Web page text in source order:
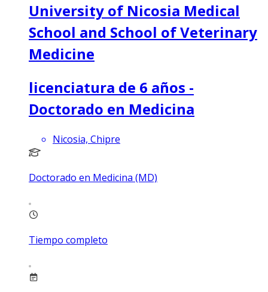
University of Nicosia Medical
School and School of Veterinary
Medicine
licenciatura de 6 años -
Doctorado en Medicina
Nicosia, Chipre
Doctorado en Medicina (MD)
Tiempo completo